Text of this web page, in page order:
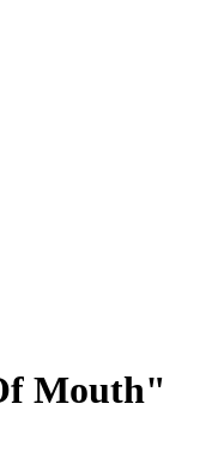
Mouth"